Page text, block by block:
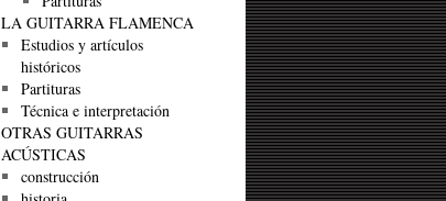
LA GUITARRA FLAMENCA
Estudios y artículos
históricos
Partituras
Técnica e interpretación
OTRAS GUITARRAS
ACÚSTICAS
construcción